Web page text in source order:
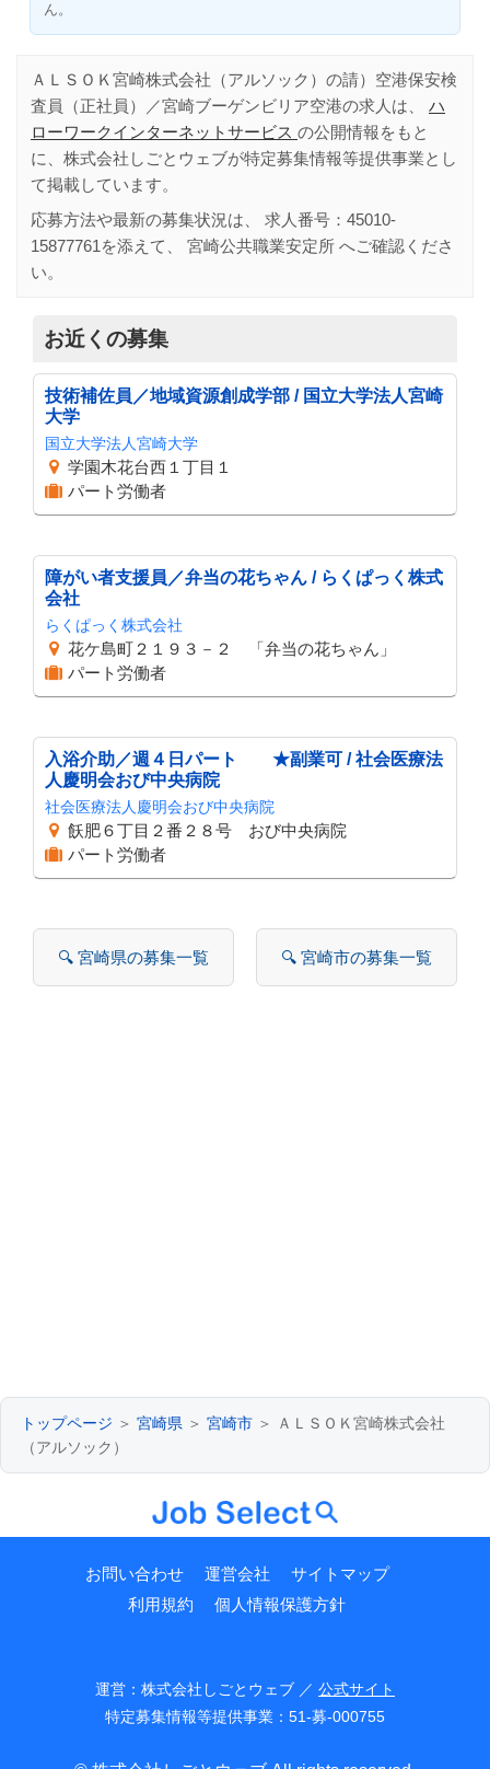
ん。
ＡＬＳＯＫ宮崎株式会社（アルソック）の請）空港保安検
査員（正社員）／宮崎ブーゲンビリア空港の求人は、 ハ
ローワークインターネットサービス の公開情報をもと
に、株式会社しごとウェブが特定募集情報等提供事業とし
て掲載しています。
応募方法や最新の募集状況は、 求人番号： 45010-
15877761 を添えて、 宮崎公共職業安定所 へご確認くださ
い。
お近くの募集
技術補佐員／地域資源創成学部 / 国立大学法人宮崎
大学
国立大学法人宮崎大学
学園木花台西１丁目１
パート労働者
障がい者支援員／弁当の花ちゃん / らくぱっく株式
会社
らくぱっく株式会社
花ケ島町２１９３－２ 「弁当の花ちゃん」
パート労働者
入浴介助／週４日パート ★副業可 / 社会医療法
人慶明会おび中央病院
社会医療法人慶明会おび中央病院
飫肥６丁目２番２８号 おび中央病院
パート労働者
🔍 宮崎県の募集一覧 🔍 宮崎市の募集一覧
トップページ ＞ 宮崎県 ＞ 宮崎市 ＞ ＡＬＳＯＫ宮崎株式会社
（アルソック）
お問い合わせ 運営会社
サイトマップ
利用規約
個人情報保護方針
運営：株式会社しごとウェブ ／ 公式サイト
特定募集情報等提供事業：51-募-000755